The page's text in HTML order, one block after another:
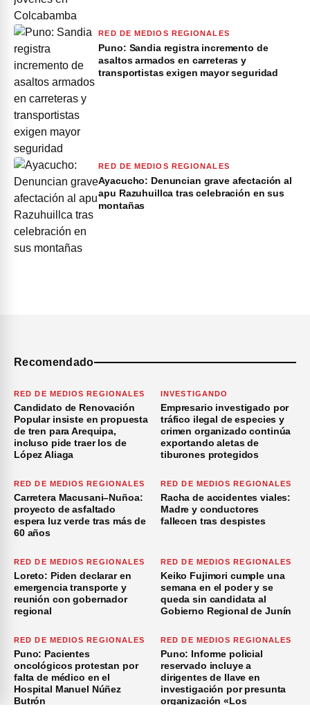
RED DE MEDIOS REGIONALES
Puno: Sandia registra incremento de
asaltos armados en carreteras y
transportistas exigen mayor seguridad
RED DE MEDIOS REGIONALES
Ayacucho: Denuncian grave afectación al
apu Razuhuillca tras celebración en sus
montañas
Recomendado
RED DE MEDIOS REGIONALES
Candidato de Renovación
Popular insiste en propuesta
de tren para Arequipa,
incluso pide traer los de
López Aliaga
INVESTIGANDO
Empresario investigado por
tráfico ilegal de especies y
crimen organizado continúa
exportando aletas de
tiburones protegidos
RED DE MEDIOS REGIONALES
Carretera Macusani–Nuñoa:
proyecto de asfaltado
espera luz verde tras más de
60 años
RED DE MEDIOS REGIONALES
Racha de accidentes viales:
Madre y conductores
fallecen tras despistes
RED DE MEDIOS REGIONALES
Loreto: Piden declarar en
emergencia transporte y
reunión con gobernador
regional
RED DE MEDIOS REGIONALES
Keiko Fujimori cumple una
semana en el poder y se
queda sin candidata al
Gobierno Regional de Junín
RED DE MEDIOS REGIONALES
Puno: Pacientes
oncológicos protestan por
falta de médico en el
Hospital Manuel Núñez
Butrón
RED DE MEDIOS REGIONALES
Puno: Informe policial
reservado incluye a
dirigentes de Ilave en
investigación por presunta
organización «Los